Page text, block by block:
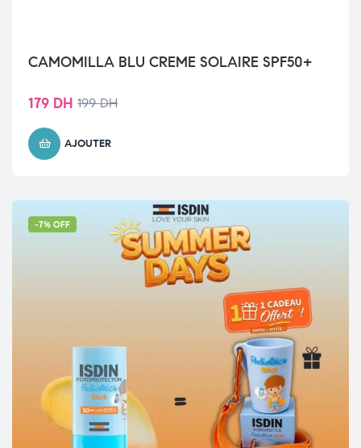
CAMOMILLA BLU CREME SOLAIRE SPF50+
199DH
179 DH
AJOUTER
-7% OFF